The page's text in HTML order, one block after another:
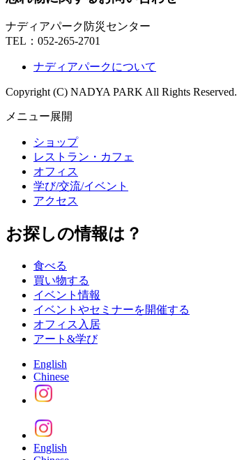
ナディアパーク防災センター
TEL： 052-265-2701
ナディアパークについて
Copyright (C) NADYA PARK All Rights Reserved.
メニュー展開
ショップ
レストラン・カフェ
オフィス
学び/交流/イベント
アクセス
お探しの情報は？
食べる
買い物する
イベント情報
イベントやセミナーを開催する
オフィス入居
アート&学び
English
Chinese
English